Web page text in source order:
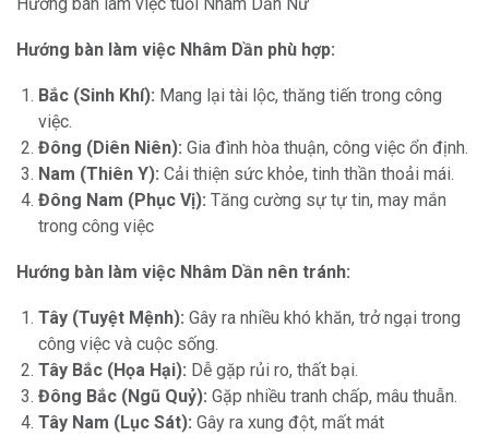
Hướng bàn làm việc Nhâm Dần phù hợp:
Bắc (Sinh Khí): Mang lại tài lộc, thăng tiến trong công
việc.
Đông (Diên Niên): Gia đình hòa thuận, công việc ổn định.
Nam (Thiên Y): Cải thiện sức khỏe, tinh thần thoải mái.
Đông Nam (Phục Vị): Tăng cường sự tự tin, may mắn
trong công việc
Hướng bàn làm việc Nhâm Dần nên tránh:
Tây (Tuyệt Mệnh): Gây ra nhiều khó khăn, trở ngại trong
công việc và cuộc sống.
Tây Bắc (Họa Hại): Dễ gặp rủi ro, thất bại.
Đông Bắc (Ngũ Quỷ): Gặp nhiều tranh chấp, mâu thuẫn.
Tây Nam (Lục Sát): Gây ra xung đột, mất mát